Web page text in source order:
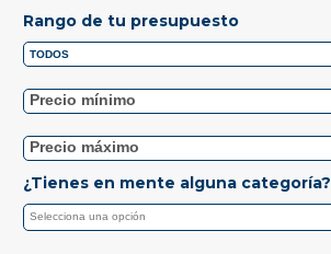
Rango de tu presupuesto
¿Tienes en mente alguna categoría?